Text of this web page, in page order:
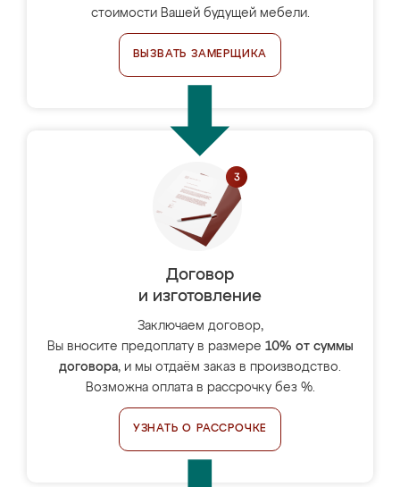
стоимости Вашей будущей мебели.
ВЫЗВАТЬ ЗАМЕРЩИКА
Договор
и изготовление
Заключаем договор,
Вы вносите предоплату в размере 10% от суммы
договора, и мы отдаём заказ в производство.
Возможна оплата в рассрочку без %.
УЗНАТЬ О РАССРОЧКЕ